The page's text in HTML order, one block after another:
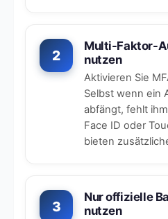
2
Multi-Faktor-
nutzen
Aktivieren Sie
Selbst wenn ein
abfängt, fehlt
Face ID oder
bieten
3
Nur offizielle
nutzen